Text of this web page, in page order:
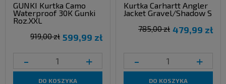
GUNKI Kurtka Camo
Waterproof 30K Gunki
Roz.XXL
599,99 zł
919,00 zł
- +
DO KOSZYKA
Kurtka Carhartt Angler
Jacket Gravel/Shadow S
479,99 zł
785,00 zł
- +
DO KOSZYKA